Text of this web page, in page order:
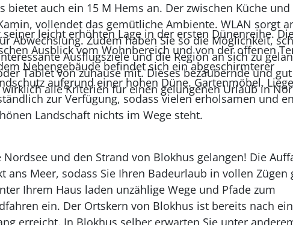
bietet auch ein 15 M Hems an. Der zwischen Küche und
vollendet das gemütliche Ambiente. WLAN sorgt
Abwechslung. Zudem haben Sie so die Möglichkeit,
Ausflugsziele und die Region an sich zu
Tablet von zuhause mit. Dieses bezaubernde und gut
alle Kriterien für einen gelungenen Urlaub in
leicht erhöhten Lage in der ersten Dünenreihe.
Ausblick vom Wohnbereich und von der offenen
Nebengebäude befindet sich ein abgeschirmterer
aufgrund einer hohen Düne. Gartenmöbel,
zur Verfügung, sodass vielen erholsamen und
Landschaft nichts im Wege steht.
und den Strand von Blokhus gelangen! Die
ans Meer, sodass Sie Ihren Badeurlaub in vollen Zügen
Ihrem Haus laden unzählige Wege und Pfade zum
ein. Der Ortskern von Blokhus ist bereits nach
erreicht. In Blokhus selber erwarten Sie unter